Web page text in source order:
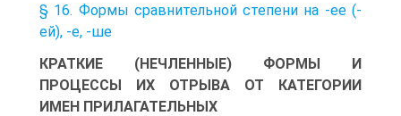
§ 16. Формы сравнительной степени на -ее (-
ей), -е, -ше
КРАТКИЕ (НЕЧЛЕННЫЕ) ФОРМЫ И
ПРОЦЕССЫ ИХ ОТРЫВА ОТ КАТЕГОРИИ
ИМЕН ПРИЛАГАТЕЛЬНЫХ